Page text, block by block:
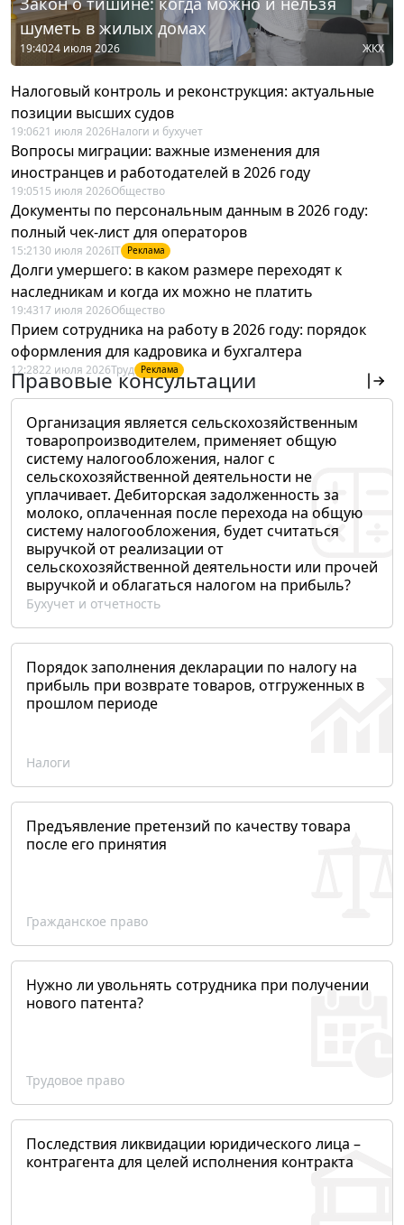
шуметь в жилых домах
19:4024 июля 2026 ЖКХ
Налоговый контроль и реконструкция: актуальные
позиции высших судов
19:0621 июля 2026Налоги и бухучет
Вопросы миграции: важные изменения для
иностранцев и работодателей в 2026 году
19:0515 июля 2026Общество
Документы по персональным данным в 2026 году:
полный чек-лист для операторов
15:21 30 июля 2026IT Реклама
Долги умершего: в каком размере переходят к
наследникам и когда их можно не платить
19:4317 июля 2026Общество
Прием сотрудника на работу в 2026 году: порядок
оформления для кадровика и бухгалтера
12:2822 июля 2026Труд Реклама
Правовые консультации
Организация является сельскохозяйственным
товаропроизводителем, применяет общую
систему налогообложения, налог с
сельскохозяйственной деятельности не
уплачивает. Дебиторская задолженность за
молоко, оплаченная после перехода на общую
систему налогообложения, будет считаться
выручкой от реализации от
сельскохозяйственной деятельности или прочей
выручкой и облагаться налогом на прибыль?
Бухучет и отчетность
Порядок заполнения декларации по налогу на
прибыль при возврате товаров, отгруженных в
прошлом периоде
Налоги
Предъявление претензий по качеству товара
после его принятия
Гражданское право
Нужно ли увольнять сотрудника при получении
нового патента?
Трудовое право
Последствия ликвидации юридического лица –
контрагента для целей исполнения контракта